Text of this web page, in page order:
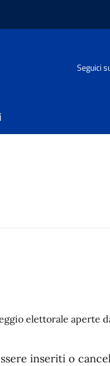
Seguici
elettorale aperte
inseriti o